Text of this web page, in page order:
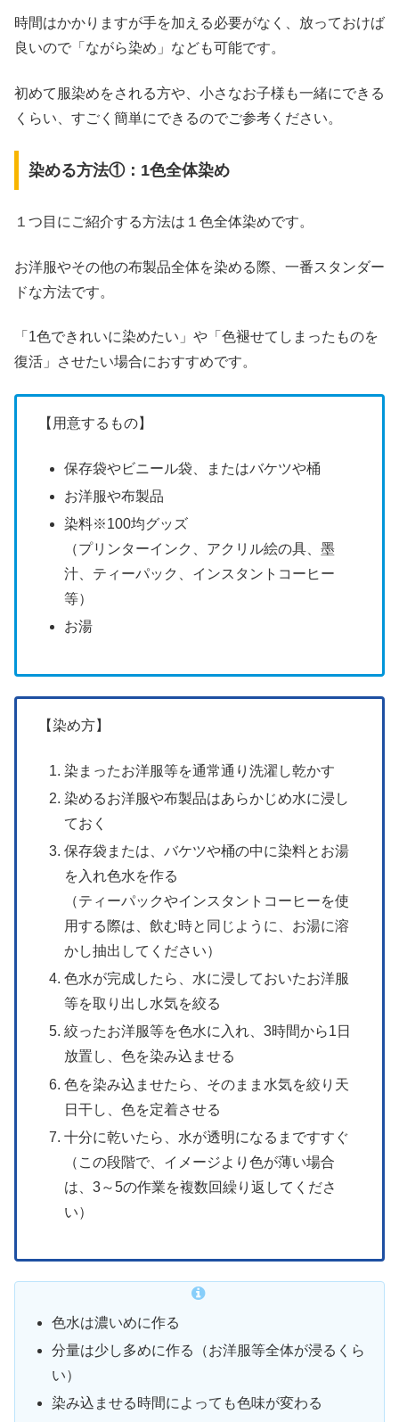
時間はかかりますが手を加える必要がなく、放っておけば
良いので「ながら染め」なども可能です。
初めて服染めをされる方や、小さなお子様も一緒にできる
くらい、すごく簡単にできるのでご参考ください。
染める方法①：1色全体染め
１つ目にご紹介する方法は１色全体染めです。
お洋服やその他の布製品全体を染める際、一番スタンダー
ドな方法です。
「1色できれいに染めたい」や「色褪せてしまったものを
復活」させたい場合におすすめです。
【用意するもの】
保存袋やビニール袋、またはバケツや桶
お洋服や布製品
染料※100均グッズ
（プリンターインク、アクリル絵の具、墨
汁、ティーパック、インスタントコーヒー
等）
お湯
【染め方】
染まったお洋服等を通常通り洗濯し乾かす
染めるお洋服や布製品はあらかじめ水に浸し
ておく
保存袋または、バケツや桶の中に染料とお湯
を入れ色水を作る
（ティーパックやインスタントコーヒーを使
用する際は、飲む時と同じように、お湯に溶
かし抽出してください）
色水が完成したら、水に浸しておいたお洋服
等を取り出し水気を絞る
絞ったお洋服等を色水に入れ、3時間から1日
放置し、色を染み込ませる
色を染み込ませたら、そのまま水気を絞り天
日干し、色を定着させる
十分に乾いたら、水が透明になるまですすぐ
（この段階で、イメージより色が薄い場合
は、3～5の作業を複数回繰り返してくださ
い）
色水は濃いめに作る
分量は少し多めに作る（お洋服等全体が浸るくら
い）
染み込ませる時間によっても色味が変わる